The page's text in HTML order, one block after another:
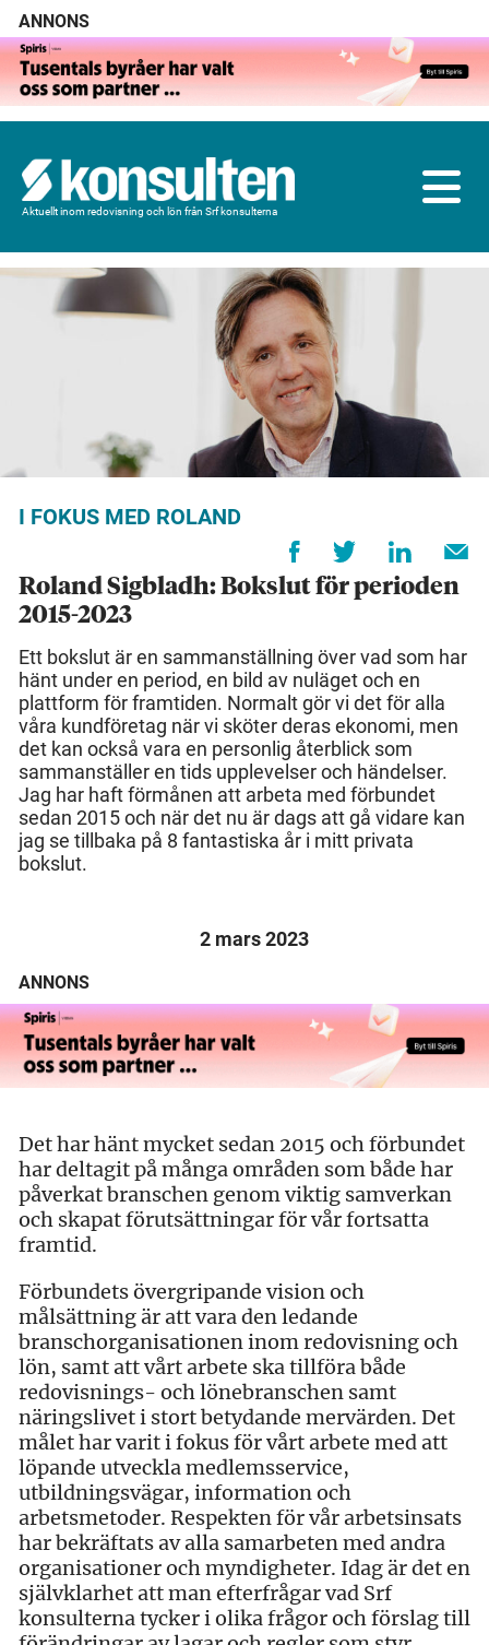
ANNONS
Aktuellt inom redovisning och lön från Srf konsulterna
I FOKUS MED ROLAND
Roland Sigbladh: Bokslut för perioden
2015-2023
Ett bokslut är en sammanställning över vad som har
hänt under en period, en bild av nuläget och en
plattform för framtiden. Normalt gör vi det för alla
våra kundföretag när vi sköter deras ekonomi, men
det kan också vara en personlig återblick som
sammanställer en tids upplevelser och händelser.
Jag har haft förmånen att arbeta med förbundet
sedan 2015 och när det nu är dags att gå vidare kan
jag se tillbaka på 8 fantastiska år i mitt privata
bokslut.
2 mars 2023
ANNONS
Det har hänt mycket sedan 2015 och förbundet
har deltagit på många områden som både har
påverkat branschen genom viktig samverkan
och skapat förutsättningar för vår fortsatta
framtid.
Förbundets övergripande vision och
målsättning är att vara den ledande
branschorganisationen inom redovisning och
lön, samt att vårt arbete ska tillföra både
redovisnings- och lönebranschen samt
näringslivet i stort betydande mervärden. Det
målet har varit i fokus för vårt arbete med att
löpande utveckla medlemsservice,
utbildningsvägar, information och
arbetsmetoder. Respekten för vår arbetsinsats
har bekräftats av alla samarbeten med andra
organisationer och myndigheter. Idag är det en
självklarhet att man efterfrågar vad Srf
konsulterna tycker i olika frågor och förslag till